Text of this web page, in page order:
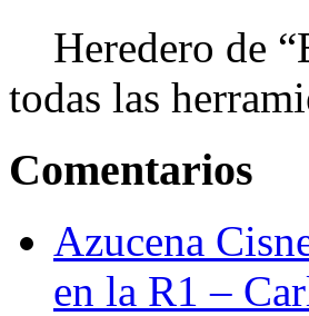
Heredero de
todas las
Comentarios
Azucena
en la R1 –